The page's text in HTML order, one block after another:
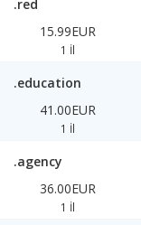
.red
15.99EUR
1 İl
.education
41.00EUR
1 İl
.agency
36.00EUR
1 İl